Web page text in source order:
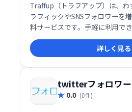
Traffup（トラフアップ）は、わ
ラフィックやSNSフォロワーを
料サービスです。手軽に利用で
アクセス数やSNSのエンゲージ
す。ブログ運営者やSNSアカウン
集客促進に役立つ強力なツール
詳しく見る
twitterフォロワ
0.0 (0件)